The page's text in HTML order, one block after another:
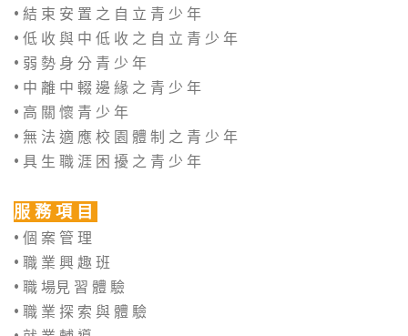
• 結 束 安 置 之 ⾃ 立 青 少 年
• 低 收 與 中 低 收 之 ⾃ 立 青 少 年
• 弱 勢 ⾝ 分 青 少 年
• 中 離 中 輟 邊 緣 之 青 少 年
• ⾼ 關 懷 青 少 年
• 無 法 適 應 校 園 體 制 之 青 少 年
• 具 ⽣ 職 涯 困 擾 之 青 少 年
服 務 項 ⽬
• 個 案 管 理
• 職 業 興 趣 班
• 職 場⾒ 習 體 驗
• 職 業 探 索 與 體 驗